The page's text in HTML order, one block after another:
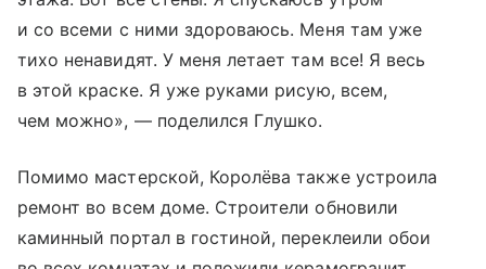
и со всеми с ними здороваюсь. Меня там уже
тихо ненавидят. У меня летает там все! Я весь
в этой краске. Я уже руками рисую, всем,
чем можно», — поделился Глушко.
Помимо мастерской, Королёва также устроила
ремонт во всем доме. Строители обновили
каминный портал в гостиной, переклеили обои